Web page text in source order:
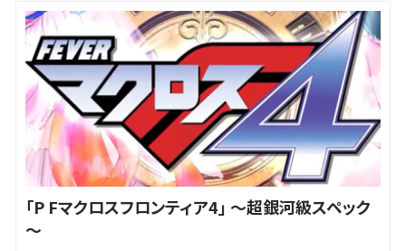
｢P Fマクロスフロンティア4」 ～超銀河級スペック
～